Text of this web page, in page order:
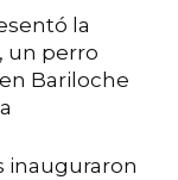
la
un perro
Bariloche
inauguraron